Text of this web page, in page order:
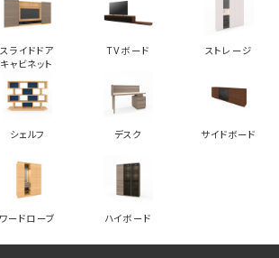
スライドドア
キャビネット
TVボード ストレージ
シェルフ デスク サイドボード
ワードローブ ハイボード